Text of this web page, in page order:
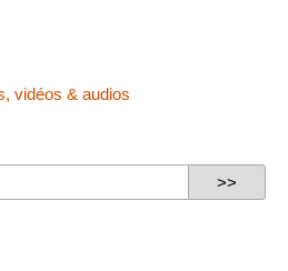
vidéos & audios